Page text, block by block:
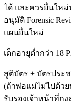
ได้ และควรยื่นใหม่
อนุมัติ Forensic
แผนยื่นใหม่
เด็กอายุต่ำกว่า 18
สูติบัตร + บัตรประ
(ถ้าพ่อแม่ไม่ไปด้ว
รับรองเจ้าหน้าที่กง